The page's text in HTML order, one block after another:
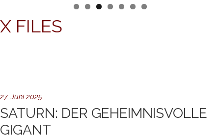
X FILES
27. Juni 2025
SATURN: DER GEHEIMNISVOLLE
GIGANT